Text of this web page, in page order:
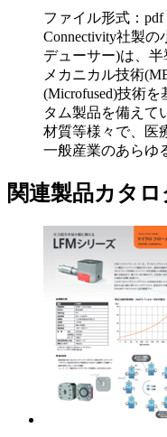
ファイル形式：
Connectivity社製
デューサー)は、
メカニカル技術
(Microfused)技術
タム製品を備えて
材質等様々で、医
一般産業のあらゆ
関連製品カタ